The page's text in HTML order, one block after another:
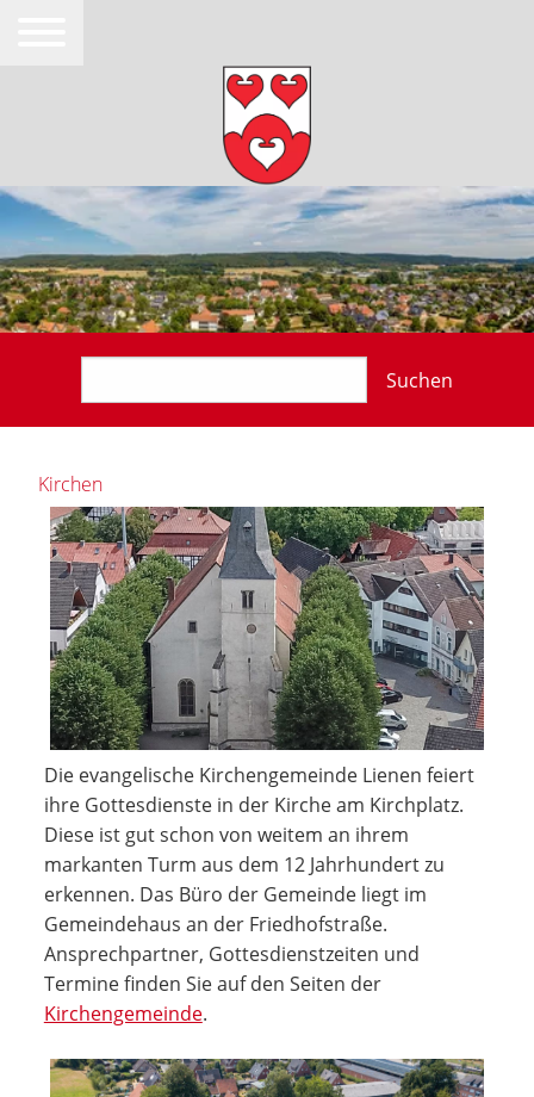
Suchen
Kirchen
Die evangelische Kirchengemeinde Lienen feiert
ihre Gottesdienste in der Kirche am Kirchplatz.
Diese ist gut schon von weitem an ihrem
markanten Turm aus dem 12 Jahrhundert zu
erkennen. Das Büro der Gemeinde liegt im
Gemeindehaus an der Friedhofstraße.
Ansprechpartner, Gottesdienstzeiten und
Termine finden Sie auf den Seiten der
Kirchengemeinde.